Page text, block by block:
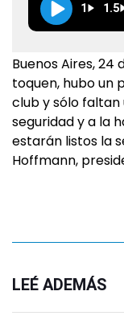
1 1.5
Buenos Aires, 24
toquen, hubo un
club y sólo faltan
seguridad y a la
estarán listos la
Hoffmann,
LEÉ ADEMÁS